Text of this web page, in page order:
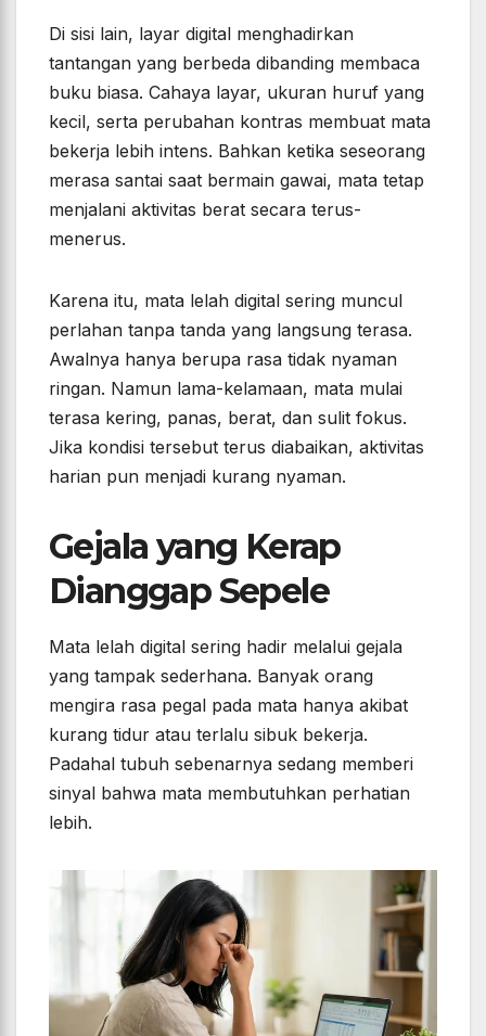
Di sisi lain, layar digital menghadirkan
tantangan yang berbeda dibanding membaca
buku biasa. Cahaya layar, ukuran huruf yang
kecil, serta perubahan kontras membuat mata
bekerja lebih intens. Bahkan ketika seseorang
merasa santai saat bermain gawai, mata tetap
menjalani aktivitas berat secara terus-
menerus.
Karena itu, mata lelah digital sering muncul
perlahan tanpa tanda yang langsung terasa.
Awalnya hanya berupa rasa tidak nyaman
ringan. Namun lama-kelamaan, mata mulai
terasa kering, panas, berat, dan sulit fokus.
Jika kondisi tersebut terus diabaikan, aktivitas
harian pun menjadi kurang nyaman.
Gejala yang Kerap
Dianggap Sepele
Mata lelah digital sering hadir melalui gejala
yang tampak sederhana. Banyak orang
mengira rasa pegal pada mata hanya akibat
kurang tidur atau terlalu sibuk bekerja.
Padahal tubuh sebenarnya sedang memberi
sinyal bahwa mata membutuhkan perhatian
lebih.